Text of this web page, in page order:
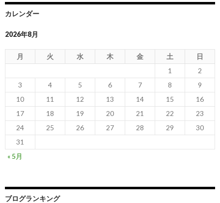
カレンダー
2026年8月
月 火 水 木 金 土
日
1
2
3
4 5 6 7 8
9
10
11 12 13 14 15
16
17
18 19 20 21 22
23
24
25 26 27 28 29
30
31
« 5月
ブログランキング